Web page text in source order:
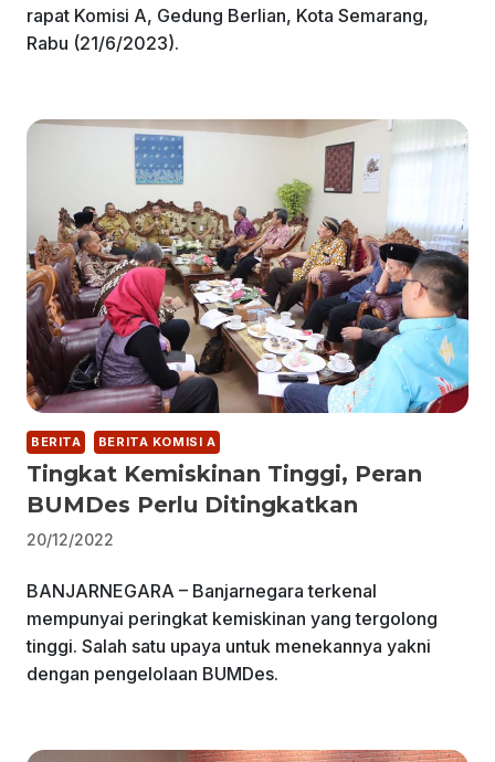
rapat Komisi A, Gedung Berlian, Kota Semarang,
Rabu (21/6/2023).
BERITA BERITA KOMISI A
Tingkat Kemiskinan Tinggi, Peran
BUMDes Perlu Ditingkatkan
20/12/2022
BANJARNEGARA – Banjarnegara terkenal
mempunyai peringkat kemiskinan yang tergolong
tinggi. Salah satu upaya untuk menekannya yakni
dengan pengelolaan BUMDes.